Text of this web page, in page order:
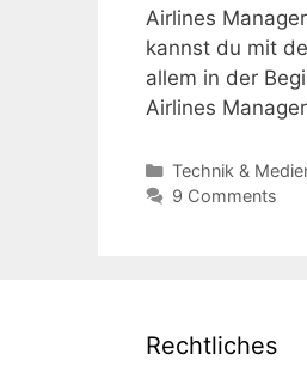
Airlines
kannst du mit
allem in der
Airlines
Kategorien
Technik &
9 Comments
Rechtliches